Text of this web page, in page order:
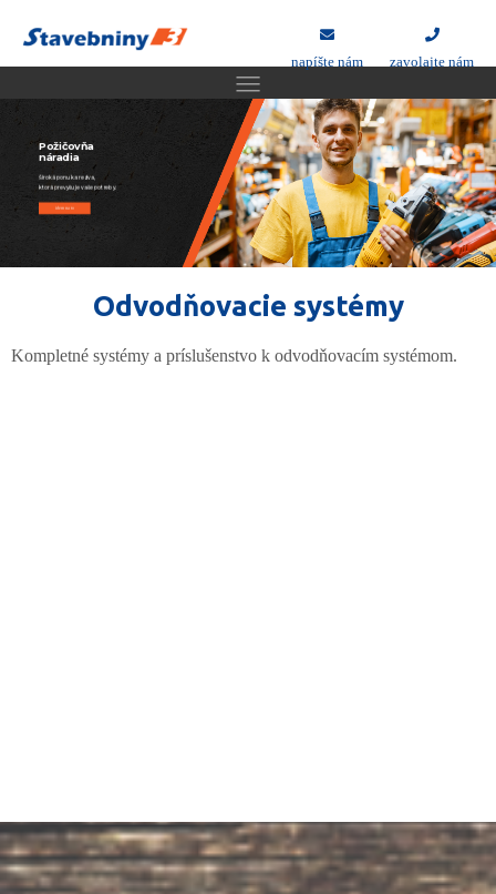
napíšte nám zavolajte nám
Požičovňa
náradia
Široká ponuka reziva,
ktorá prevyšuje vaše potreby.
idem na to
Odvodňovacie systémy
Kompletné systémy a príslušenstvo k odvodňovacím systémom.